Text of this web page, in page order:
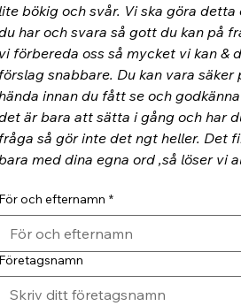
bökig och svår. Vi ska göra
har och svara så gott du kan på
förbereda oss så mycket vi kan &
snabbare. Du kan vara säker
innan du fått se och
är bara att sätta i gång och har
så gör inte det ngt heller. Det
med dina egna ord ,så löser vi
och efternamn *